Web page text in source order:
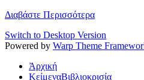
Διαβάστε Περισσότερα
Switch to Desktop Version
Powered by Warp Theme
Ἀρχική
ΚείμεναΒιβλιοκρισία